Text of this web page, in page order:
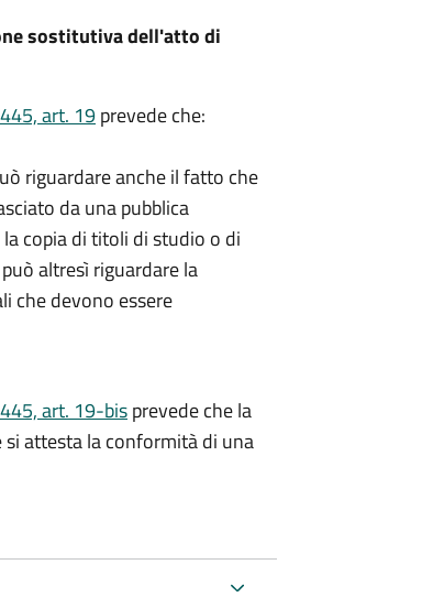
sostitutiva dell'atto di
art. 19prevede che:
riguardare anche il fatto che
da una pubblica
copia di titoli di studio o di
altresì riguardare la
che devono essere
art. 19-bisprevede che la
attesta la conformità di una